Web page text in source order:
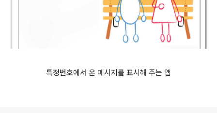
특정번호에서 온 메시지를 표시해 주는 앱